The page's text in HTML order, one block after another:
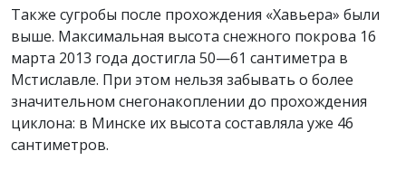
Также сугробы после прохождения «Хавьера» были
выше. Максимальная высота снежного покрова 16
марта 2013 года достигла 50—61 сантиметра в
Мстиславле. При этом нельзя забывать о более
значительном снегонакоплении до прохождения
циклона: в Минске их высота составляла уже 46
сантиметров.